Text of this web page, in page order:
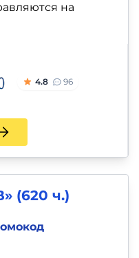
на
4.8 96
(620 ч.)